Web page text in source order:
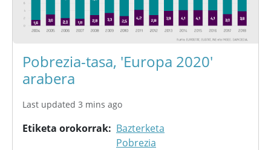
Pobrezia-tasa, 'Europa 2020'
arabera
Last updated 3 mins ago
Etiketa orokorrak
Bazterketa
Pobrezia